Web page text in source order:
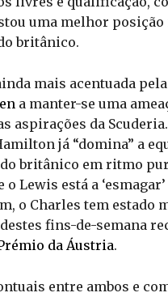
uma melhor posição
britânico.
mais acentuada
a manter-se uma
aspirações da
já “domina” a
britânico em ritmo
Lewis está a
o Charles tem estado
fins-de-semana
da Áustria.
entre ambos e